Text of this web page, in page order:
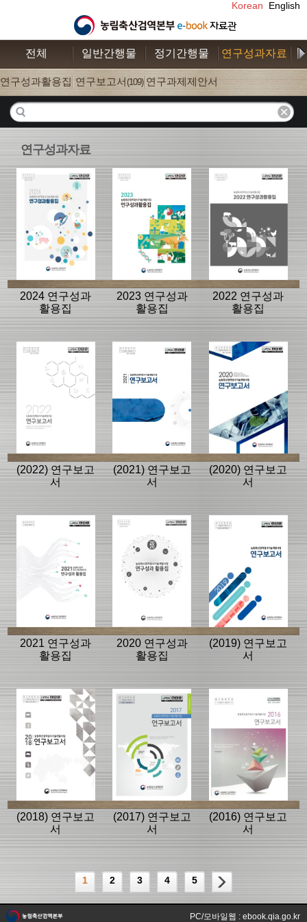
Korean English
전체 일반간행물 정기간행물 연구성과자료
연구성과활용집 (26)
연구보고서 (109) 연구과제제안서
연구성과자료
2024 연구성과
활용집
2023 연구성과
활용집
2022 연구성과
활용집
(2022) 연구보고
서
(2021) 연구보고
서
(2020) 연구보고
서
2021 연구성과
활용집
2020 연구성과
활용집
(2019) 연구보고
서
(2018) 연구보고
서
(2017) 연구보고
서
(2016) 연구보고
서
1 2 3 4 5
PC/모바일웹 : ebook.qia.go.kr